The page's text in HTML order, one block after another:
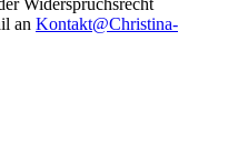
Widerspruchsrecht
an Kontakt@Christina-